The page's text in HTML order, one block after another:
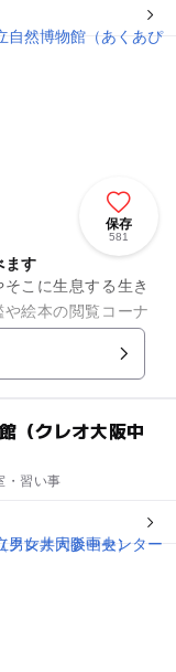
保存
581
ます
こに生息する生き
絵本の閲覧コーナ
設です。 2階では
（クレオ大阪中
・習い事